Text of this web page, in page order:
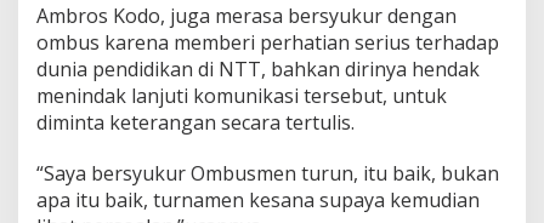
Ambros Kodo, juga merasa bersyukur dengan
ombus karena memberi perhatian serius terhadap
dunia pendidikan di NTT, bahkan dirinya hendak
menindak lanjuti komunikasi tersebut, untuk
diminta keterangan secara tertulis.
“Saya bersyukur Ombusmen turun, itu baik, bukan
apa itu baik, turnamen kesana supaya kemudian